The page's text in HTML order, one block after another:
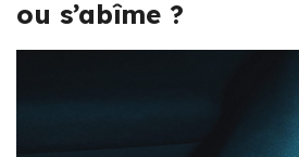
ou s’abîme ?